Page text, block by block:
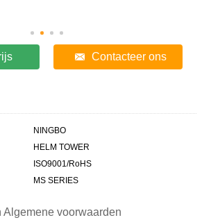
Contacteer ons
NINGBO
HELM TOWER
ISO9001/RoHS
MS SERIES
Algemene voorwaarden